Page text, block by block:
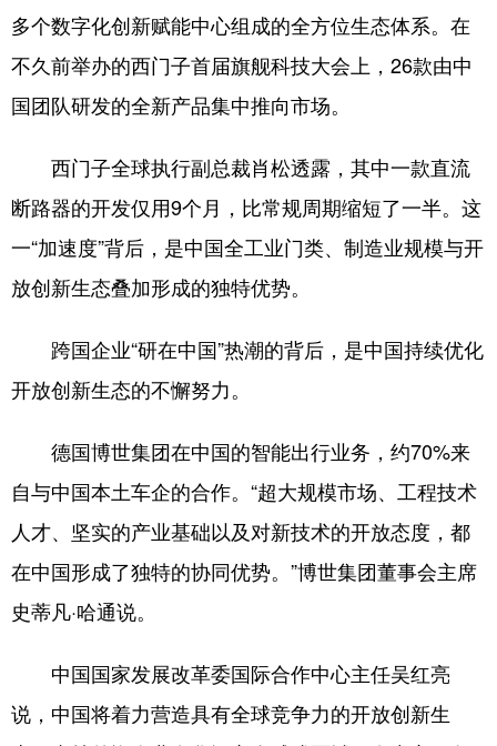
多个数字化创新赋能中心组成的全方位生态体系。在
不久前举办的西门子首届旗舰科技大会上，26款由中
国团队研发的全新产品集中推向市场。
西门子全球执行副总裁肖松透露，其中一款直流
断路器的开发仅用9个月，比常规周期缩短了一半。这
一“加速度”背后，是中国全工业门类、制造业规模与开
放创新生态叠加形成的独特优势。
跨国企业“研在中国”热潮的背后，是中国持续优化
开放创新生态的不懈努力。
德国博世集团在中国的智能出行业务，约70%来
自与中国本土车企的合作。“超大规模市场、工程技术
人才、坚实的产业基础以及对新技术的开放态度，都
在中国形成了独特的协同优势。”博世集团董事会主席
史蒂凡·哈通说。
中国国家发展改革委国际合作中心主任吴红亮
说，中国将着力营造具有全球竞争力的开放创新生